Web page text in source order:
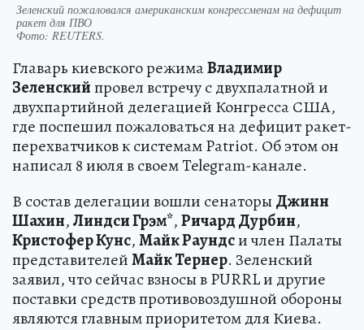
Зеленский пожаловался американским конгрессменам на дефицит
ракет для ПВО
Фото: REUTERS.
Главарь киевского режимаВладимир
Зеленскийпровел встречу с двухпалатной и
двухпартийной делегацией Конгресса США,
где поспешил пожаловаться на дефицит ракет-
перехватчиков к системам Patriot. Об этом он
написал 8 июля в своем Telegram-канале.
В состав делегации вошли сенаторы Джинн
Шахин,Линдси Грэм*,Ричард Дурбин,
Кристофер Кунс,Майк Раундси член Палаты
представителейМайк Тернер. Зеленский
заявил, что сейчас взносы в PURRL и другие
поставки средств противовоздушной обороны
являются главным приоритетом для Киева.